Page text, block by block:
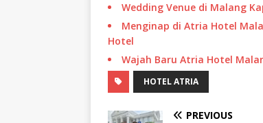
Wedding Venue di Malang
Menginap di Atria Hotel
Hotel
Wajah Baru Atria Hotel
HOTEL ATRIA
PREVIOUS